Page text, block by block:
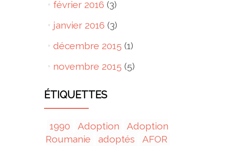
février 2016 (3)
janvier 2016 (3)
décembre 2015 (1)
novembre 2015 (5)
ÉTIQUETTES
1990 Adoption
Adoption
Roumanie
adoptés
AFOR